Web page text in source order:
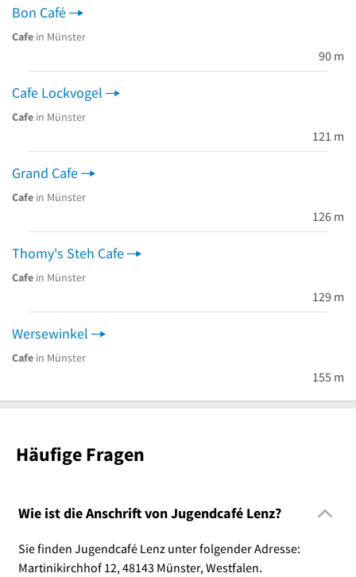
Bon Café
Cafe in Münster
90 m
Cafe Lockvogel
Cafe in Münster
121 m
Grand Cafe
Cafe in Münster
126 m
Thomy's Steh Cafe
Cafe in Münster
129 m
Wersewinkel
Cafe in Münster
155 m
Häufige Fragen
Wie ist die Anschrift von Jugendcafé Lenz?
Sie finden Jugendcafé Lenz unter folgender Adresse:
Martinikirchhof 12, 48143 Münster, Westfalen.